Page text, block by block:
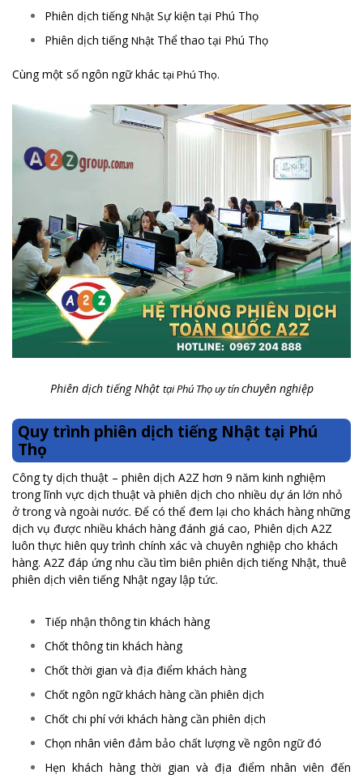
Phiên dịch tiếngNhật Sự kiện tại Phú Thọ
Phiên dịch tiếngNhật Thể thao tại Phú Thọ
Cùng một số ngôn ngữ khác tại Phú Thọ.
Phiên dịch tiếng Nhật tại Phú Thọ uy tínchuyên nghiệp
Quy trình phiên dịch tiếng Nhật tại Phú
Thọ
Công ty dịch thuật – phiên dịch A2Z hơn 9 năm kinh nghiệm
trong lĩnh vực dịch thuật và phiên dịch cho nhiều dự án lớn nhỏ
ở trong và ngoài nước. Để có thể đem lại cho khách hàng những
dịch vụ được nhiều khách hàng đánh giá cao, Phiên dịch A2Z
luôn thực hiên quy trình chính xác và chuyên nghiệp cho khách
hàng. A2Z đáp ứng nhu cầu tìm biên phiên dịch tiếng Nhật, thuê
phiên dịch viên tiếng Nhật ngay lập tức.
Tiếp nhận thông tin khách hàng
Chốt thông tin khách hàng
Chốt thời gian và địa điểm khách hàng
Chốt ngôn ngữ khách hàng cần phiên dịch
Chốt chi phí với khách hàng cần phiên dịch
Chọn nhân viên đảm bảo chất lượng về ngôn ngữ đó
Hẹn khách hàng thời gian và địa điểm nhân viên đến